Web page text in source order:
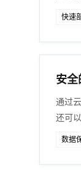
快速
安全
通过
还可
数据